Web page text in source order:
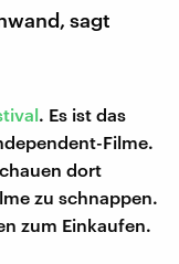
sagt
. Es ist das
Filme.
dort
zu schnappen.
zum Einkaufen.